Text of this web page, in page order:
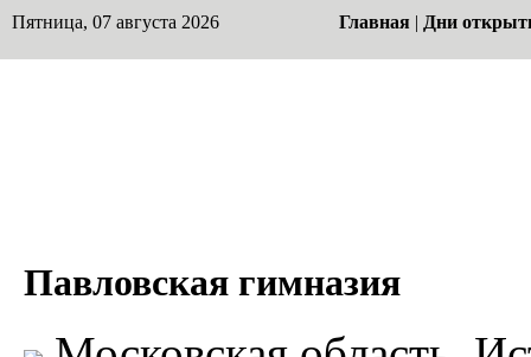
Пятница, 07 августа 2026 Главная | Дни
Павловская гимназия